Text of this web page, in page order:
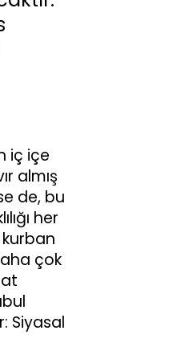
iç içe
almış
de, bu
her
çok
Siyasal